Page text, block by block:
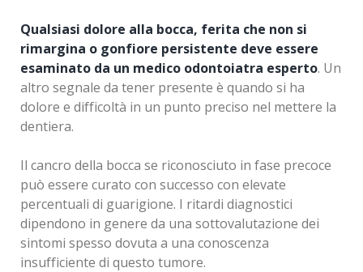
Qualsiasi dolore alla bocca, ferita che non si
rimargina o gonfiore persistente deve essere
esaminato da un medico odontoiatra esperto. Un
altro segnale da tener presente è quando si ha
dolore e difficoltà in un punto preciso nel mettere la
dentiera.
Il cancro della bocca se riconosciuto in fase precoce
può essere curato con successo con elevate
percentuali di guarigione. I ritardi diagnostici
dipendono in genere da una sottovalutazione dei
sintomi spesso dovuta a una conoscenza
insufficiente di questo tumore.